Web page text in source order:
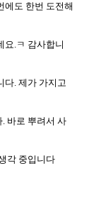
에도 한번 도전해
요.ㅋ 감사합니
다. 제가 가지고
바로 뿌려서 사
각 중입니다